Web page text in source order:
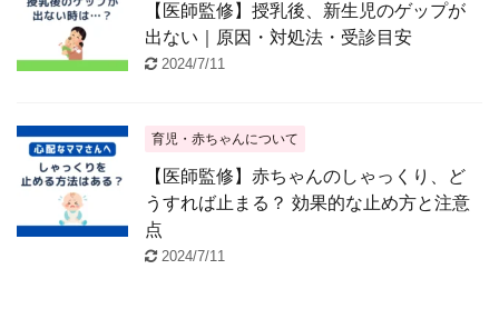
【医師監修】授乳後、新生児のゲップが
出ない｜原因・対処法・受診目安
2024/7/11
育児・赤ちゃんについて
【医師監修】赤ちゃんのしゃっくり、ど
うすれば止まる？ 効果的な止め方と注意
点
2024/7/11